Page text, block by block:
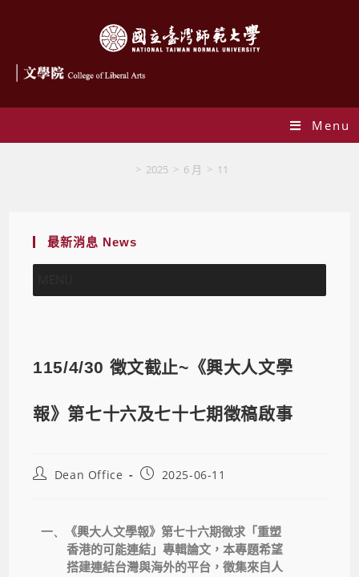
Menu
> 2025 > 6 月 > 11
最新消息 News
115/4/30 徵文截止~《興大人文學
報》第七十六及七十七期徵稿啟事
Dean Office 2025-06-11
一、
《興大人文學報》第七十六期徵求「重塑
香港的可能連結」專輯論文，本專題希望
搭建連結台灣與海外的平台，徵集來自人